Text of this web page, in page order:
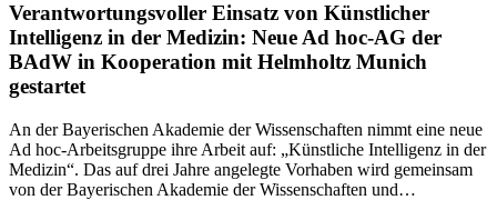
Verantwortungsvoller Einsatz von Künstlicher
Intelligenz in der Medizin: Neue Ad hoc-AG der
BAdW in Kooperation mit Helmholtz Munich
gestartet
An der Bayerischen Akademie der Wissenschaften nimmt eine neue
Ad hoc-Arbeitsgruppe ihre Arbeit auf: „Künstliche Intelligenz in der
Medizin“. Das auf drei Jahre angelegte Vorhaben wird gemeinsam
von der Bayerischen Akademie der Wissenschaften und…